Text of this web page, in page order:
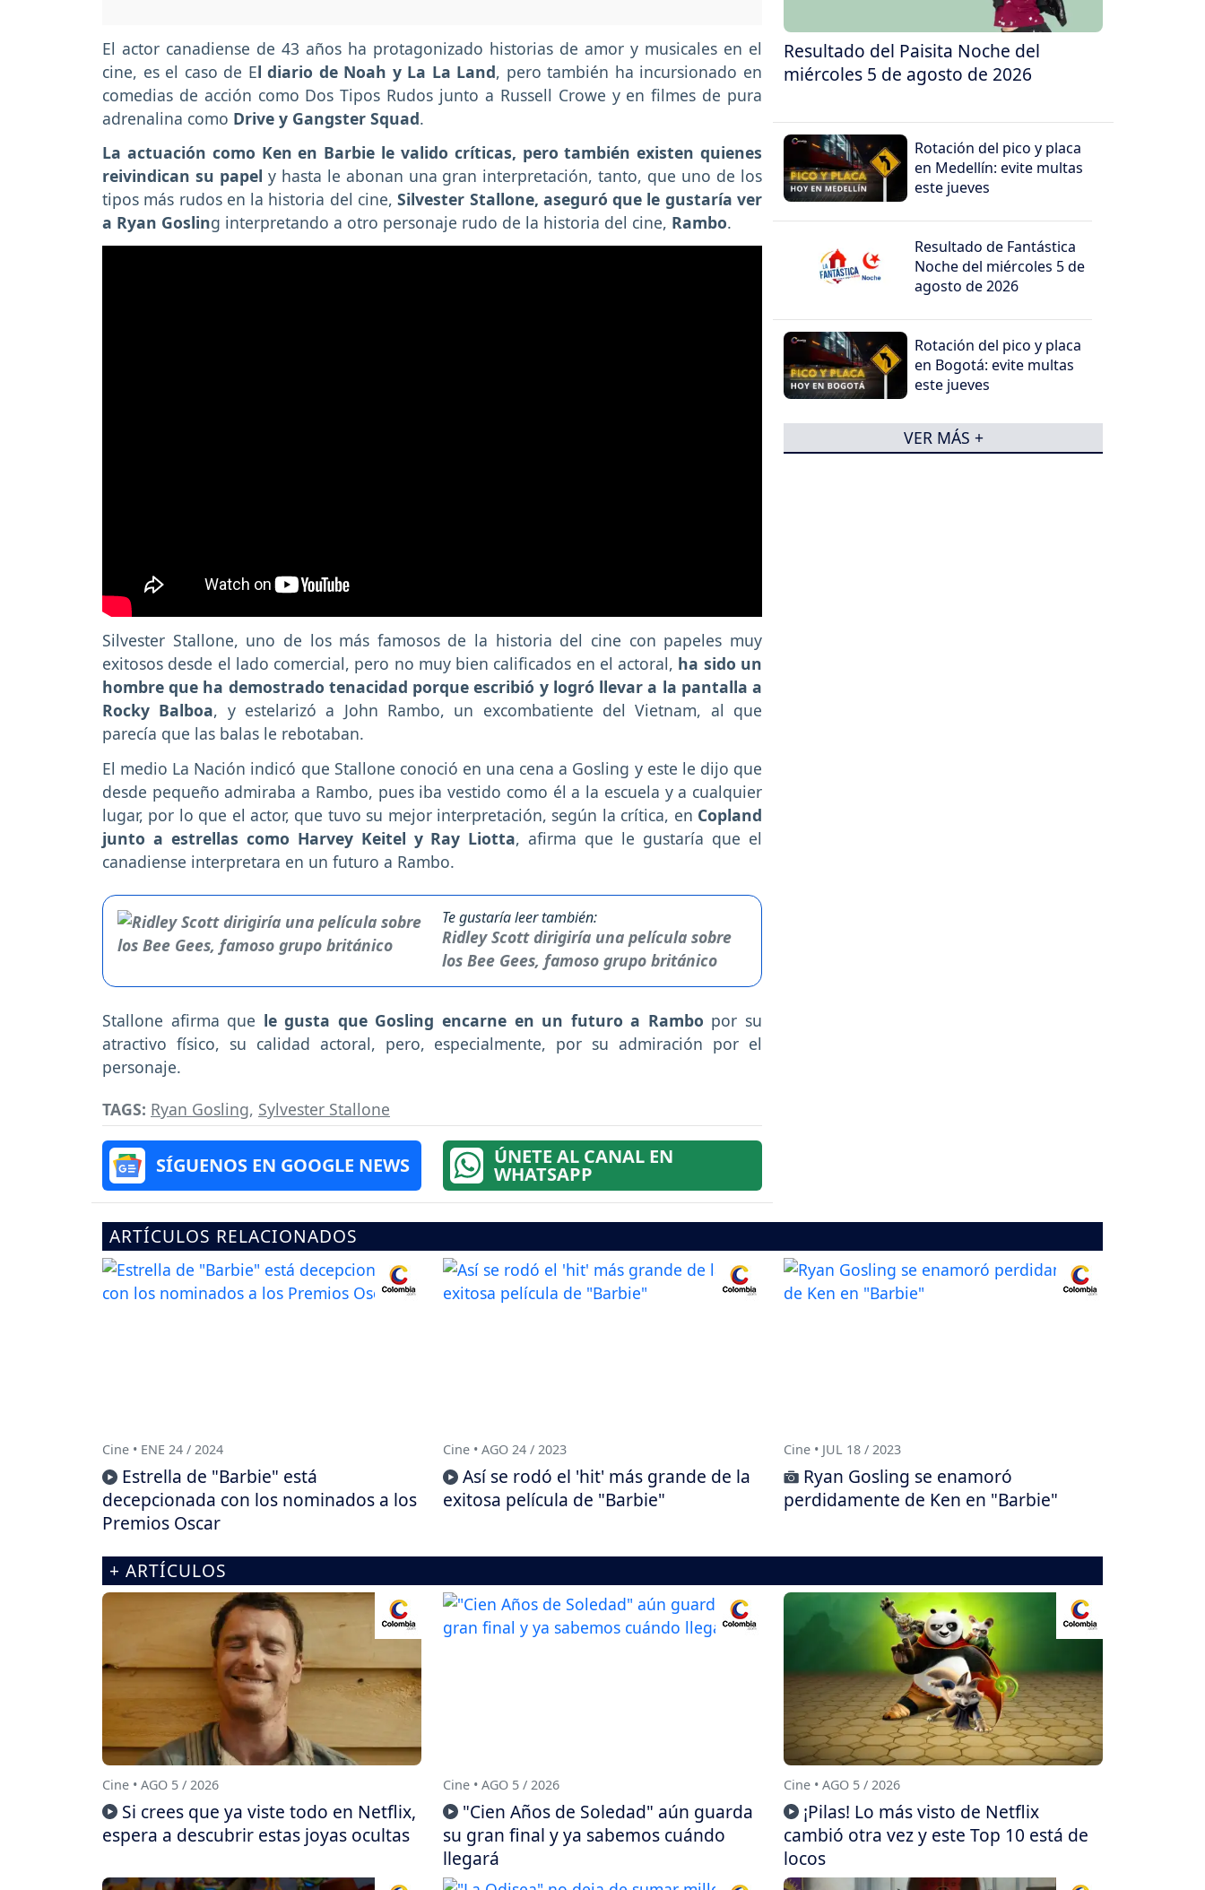
El actor canadiense de 43 años ha protagonizado historias de amor y musicales en el
cine, es el caso de El diario de Noah y La La Land, pero también ha incursionado en
comedias de acción como Dos Tipos Rudos junto a Russell Crowe y en filmes de pura
adrenalina como Drive y Gangster Squad.
La actuación como Ken en Barbie le valido críticas, pero también existen quienes
reivindican su papel y hasta le abonan una gran interpretación, tanto, que uno de los
tipos más rudos en la historia del cine,Silvester Stallone, aseguró que le gustaría ver
a Ryan Gosling interpretando a otro personaje rudo de la historia del cine, Rambo.
Silvester Stallone, uno de los más famosos de la historia del cine con papeles muy
exitosos desde el lado comercial, pero no muy bien calificados en el actoral, ha sido un
hombre que ha demostrado tenacidad porque escribió y logró llevar a la pantalla a
Rocky Balboa, y estelarizó a John Rambo, un excombatiente del Vietnam, al que
parecía que las balas le rebotaban.
El medio La Nación indicó que Stallone conoció en una cena a Gosling y este le dijo que
desde pequeño admiraba a Rambo, pues iba vestido como él a la escuela y a cualquier
lugar, por lo que el actor, que tuvo su mejor interpretación, según la crítica, en Copland
junto a estrellas como Harvey Keitel y Ray Liotta, afirma que le gustaría que el
canadiense interpretara en un futuro a Rambo.
Te gustaría leer también:
Ridley Scott dirigiría una película sobre
los Bee Gees, famoso grupo británico
Stallone afirma que le gusta que Gosling encarne en un futuro a Rambo por su
atractivo físico, su calidad actoral, pero, especialmente, por su admiración por el
personaje.
TAGS: Ryan Gosling, Sylvester Stallone
SÍGUENOS EN GOOGLE NEWS ÚNETE AL CANAL EN
WHATSAPP
Resultado del Paisita Noche del
miércoles 5 de agosto de 2026
Rotación del pico y placa
en Medellín: evite multas
este jueves
Resultado de Fantástica
Noche del miércoles 5 de
agosto de 2026
Rotación del pico y placa
en Bogotá: evite multas
este jueves
VER MÁS +
ARTÍCULOS RELACIONADOS
Cine • ENE 24 / 2024
Estrella de "Barbie" está
decepcionada con los nominados a los
Premios Oscar
Cine • AGO 24 / 2023
Así se rodó el 'hit' más grande de la
exitosa película de "Barbie"
Cine • JUL 18 / 2023
Ryan Gosling se enamoró
perdidamente de Ken en "Barbie"
+ ARTÍCULOS
Cine • AGO 5 / 2026
Si crees que ya viste todo en Netflix,
espera a descubrir estas joyas ocultas
Cine • AGO 5 / 2026
"Cien Años de Soledad" aún guarda
su gran final y ya sabemos cuándo
llegará
Cine • AGO 5 / 2026
¡Pilas! Lo más visto de Netflix
cambió otra vez y este Top 10 está de
locos